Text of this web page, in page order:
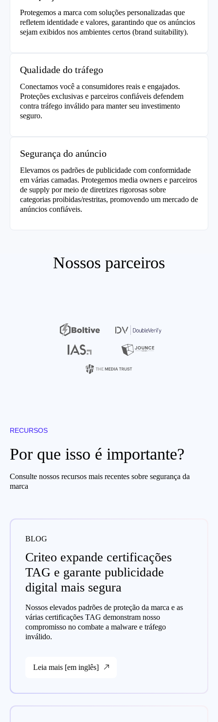
Protegemos a marca com soluções personalizadas que
refletem identidade e valores, garantindo que os anúncios
sejam exibidos nos ambientes certos (brand suitability).
Qualidade do tráfego
Conectamos você a consumidores reais e engajados.
Proteções exclusivas e parceiros confiáveis defendem
contra tráfego inválido para manter seu investimento
seguro.
Segurança do anúncio
Elevamos os padrões de publicidade com conformidade
em várias camadas. Protegemos media owners e parceiros
de supply por meio de diretrizes rigorosas sobre
categorias proibidas/restritas, promovendo um mercado de
anúncios confiáveis.
Nossos parceiros
RECURSOS
Por que isso é importante?
Consulte nossos recursos mais recentes sobre segurança da
marca
BLOG
Criteo expande certificações
TAG e garante publicidade
digital mais segura
Nossos elevados padrões de proteção da marca e as
várias certificações TAG demonstram nosso
compromisso no combate a malware e tráfego
inválido.
Leia mais [em inglês]